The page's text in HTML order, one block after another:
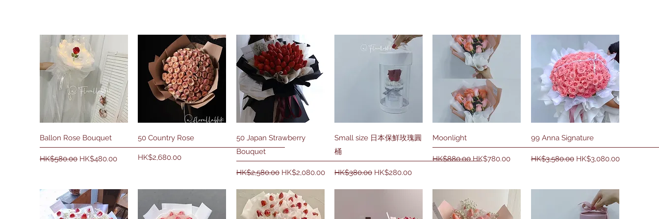
快速瀏覽
Ballon Rose Bouquet
一般價格
HK$580.00 促銷價格
HK$480.00
快速瀏覽
50 Country Rose
價格
HK$2,680.00
快速瀏覽
50 Japan Strawberry
Bouquet
一般價格
HK$2,580.00 促銷價格
HK$2,080.00
快速瀏覽
Small size 日本保鮮玫瑰圓
桶
一般價格
HK$380.00 促銷價格
HK$280.00
快速瀏覽
Moonlight
一般價格
HK$880.00 促銷價格
HK$780.00
快速瀏覽
99 Anna Signature
一般價格
HK$3,580.00 促銷價格
HK$3,080.00